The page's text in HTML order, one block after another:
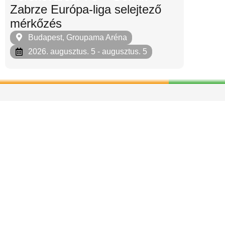
Zabrze Európa-liga selejtező
mérkőzés
Budapest, Groupama Aréna
2026. augusztus. 5 - augusztus. 5